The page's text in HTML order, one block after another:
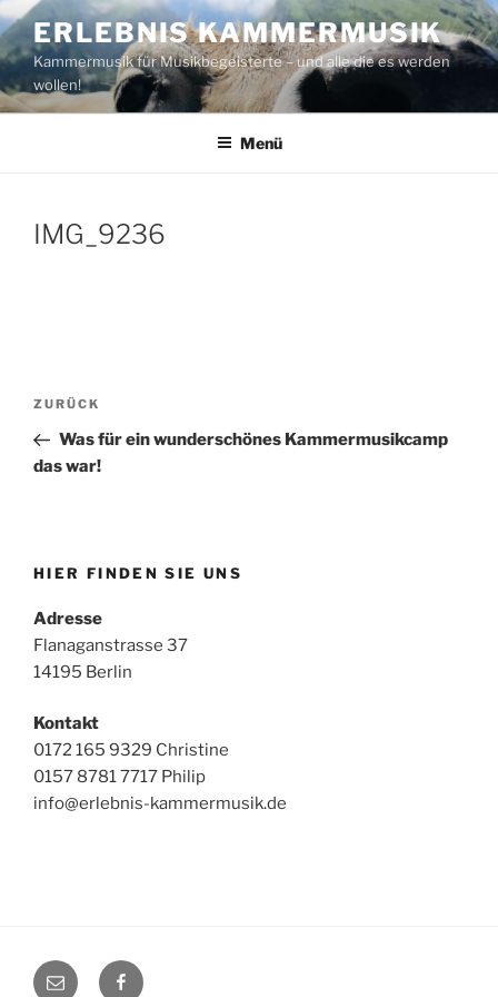
Zum
Inhalt
springen
ERLEBNIS KAMMERMUSIK
Kammermusik für Musikbegeisterte – und alle die es werden
wollen!
Menü
IMG_9236
Beitragsnavigation
Vorheriger
Beitrag
ZURÜCK
Was für ein wunderschönes Kammermusikcamp
das war!
HIER FINDEN SIE UNS
Adresse
Flanaganstrasse 37
14195 Berlin
Kontakt
0172 165 9329 Christine
0157 8781 7717 Philip
info@erlebnis-kammermusik.de
E-
Facebook